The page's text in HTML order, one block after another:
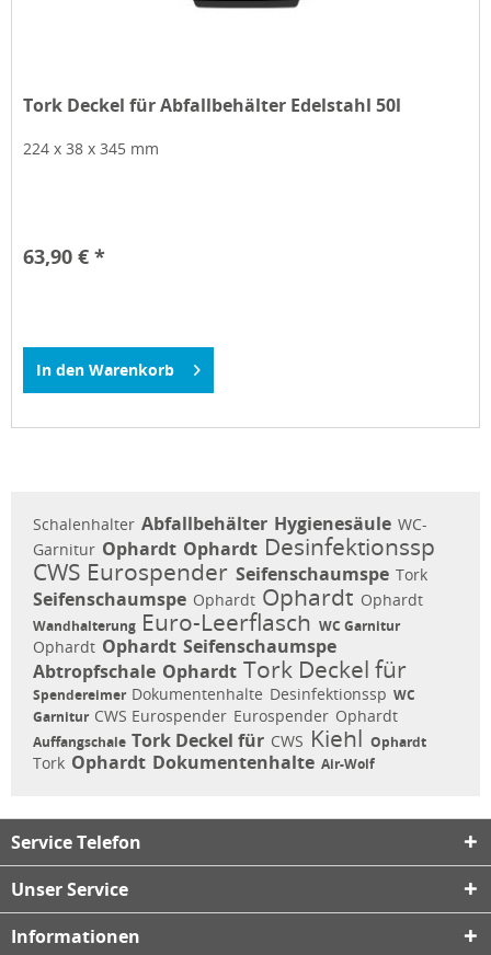
Tork Deckel für Abfallbehälter Edelstahl 50l
224 x 38 x 345 mm
63,90 € *
In den Warenkorb
Schalenhalter Abfallbehälter Hygienesäule WC-
Garnitur Ophardt Ophardt Desinfektionssp
CWS Eurospender Seifenschaumspe Tork
Seifenschaumspe Ophardt Ophardt Ophardt
Wandhalterung Euro-Leerflasch WC Garnitur
Ophardt Ophardt Seifenschaumspe
Abtropfschale Ophardt Tork Deckel für
Spendereimer Dokumentenhalte Desinfektionssp WC
Garnitur CWS Eurospender Eurospender Ophardt
Auffangschale Tork Deckel für CWS Kiehl Ophardt
Tork Ophardt Dokumentenhalte Air-Wolf
Service Telefon
Unser Service
Informationen